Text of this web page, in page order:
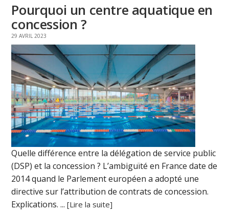
Pourquoi un centre aquatique en
concession ?
29 AVRIL 2023
Quelle différence entre la délégation de service public
(DSP) et la concession ? L’ambiguïté en France date de
2014 quand le Parlement européen a adopté une
directive sur l’attribution de contrats de concession.
Explications. ...[Lire la suite]